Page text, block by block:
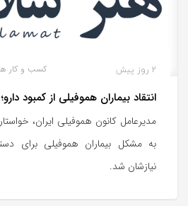
کسب و کار 2 روز پیش
انتقاد بیماران هموفیلی از کمبود
مدیرعامل کانون هموفیلی ایران،
به مشکل بیماران هموفیلی برای
نیازشان شد.